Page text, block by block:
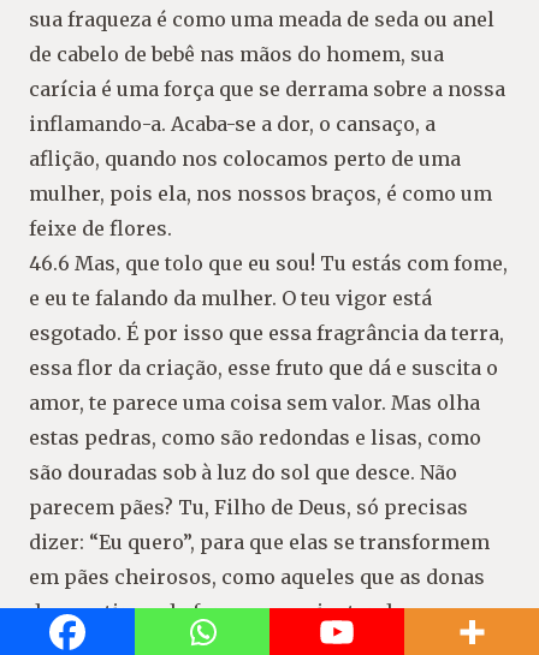
sua fraqueza é como uma meada de seda ou anel
de cabelo de bebê nas mãos do homem, sua
carícia é uma força que se derrama sobre a nossa
inflamando-a. Acaba-se a dor, o cansaço, a
aflição, quando nos colocamos perto de uma
mulher, pois ela, nos nossos braços, é como um
feixe de flores.
46.6 Mas, que tolo que eu sou! Tu estás com fome,
e eu te falando da mulher. O teu vigor está
esgotado. É por isso que essa fragrância da terra,
essa flor da criação, esse fruto que dá e suscita o
amor, te parece uma coisa sem valor. Mas olha
estas pedras, como são redondas e lisas, como
são douradas sob à luz do sol que desce. Não
parecem pães? Tu, Filho de Deus, só precisas
dizer: “Eu quero”, para que elas se transformem
em pães cheirosos, como aqueles que as donas
de casa tiram do forno para o jantar de seus
familiares. E estas acácias, tão secas, se Tu